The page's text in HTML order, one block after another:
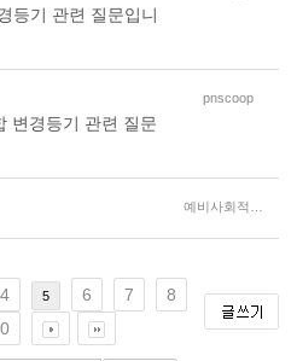
등기 관련 질문입니
변경등기 관련 질문
pnscoop
4 5 6 7
8